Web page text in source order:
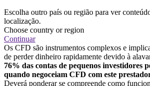
Escolha outro país ou região para ver
localização.
Choose country or region
Continuar
Os CFD são instrumentos complexos e
de perder dinheiro rapidamente devido à
76% das contas de pequenos investidores
quando negoceiam CFD com este
Deverá ponderar se compreende como